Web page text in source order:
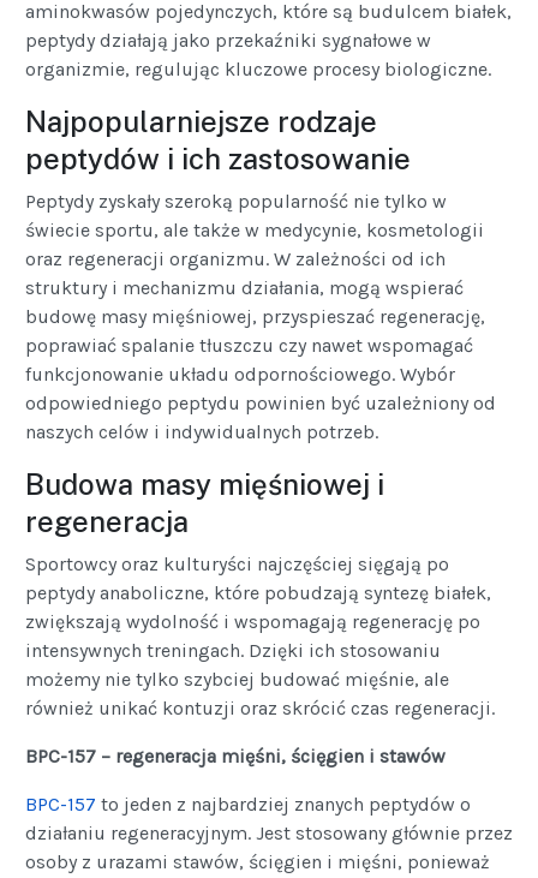
aminokwasów pojedynczych, które są budulcem białek,
peptydy działają jako przekaźniki sygnałowe w
organizmie, regulując kluczowe procesy biologiczne.
Najpopularniejsze rodzaje
peptydów i ich zastosowanie
Peptydy zyskały szeroką popularność nie tylko w
świecie sportu, ale także w medycynie, kosmetologii
oraz regeneracji organizmu. W zależności od ich
struktury i mechanizmu działania, mogą wspierać
budowę masy mięśniowej, przyspieszać regenerację,
poprawiać spalanie tłuszczu czy nawet wspomagać
funkcjonowanie układu odpornościowego. Wybór
odpowiedniego peptydu powinien być uzależniony od
naszych celów i indywidualnych potrzeb.
Budowa masy mięśniowej i
regeneracja
Sportowcy oraz kulturyści najczęściej sięgają po
peptydy anaboliczne, które pobudzają syntezę białek,
zwiększają wydolność i wspomagają regenerację po
intensywnych treningach. Dzięki ich stosowaniu
możemy nie tylko szybciej budować mięśnie, ale
również unikać kontuzji oraz skrócić czas regeneracji.
BPC-157 – regeneracja mięśni, ścięgien i stawów
BPC-157 to jeden z najbardziej znanych peptydów o
działaniu regeneracyjnym. Jest stosowany głównie przez
osoby z urazami stawów, ścięgien i mięśni, ponieważ